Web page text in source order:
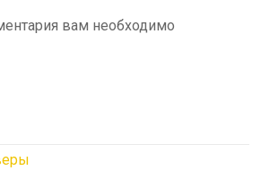
вам необходимо